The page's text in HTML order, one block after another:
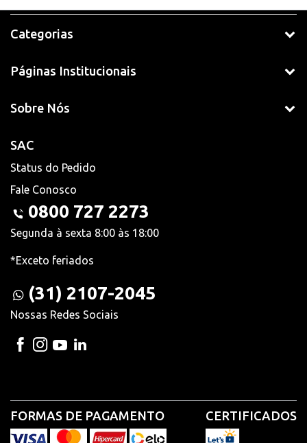
Categorias
Páginas Institucionais
Sobre Nós
SAC
Status do Pedido
Fale Conosco
0800 727 2273
Segunda à sexta 8:00 às 18:00
*Exceto feriados
(31) 2107-2045
Nossas Redes Sociais
FORMAS DE PAGAMENTO CERTIFICADOS